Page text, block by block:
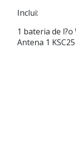
Inclui:
1 bateria de l?o
Antena 1 KSC25